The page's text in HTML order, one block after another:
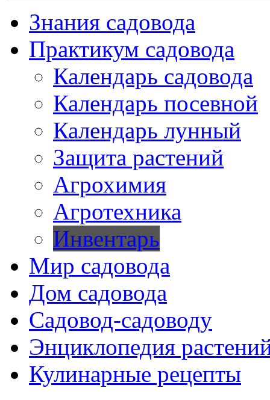
Знания садовода
Практикум садовода
Календарь садовода
Календарь посевной
Календарь лунный
Защита растений
Агрохимия
Агротехника
Инвентарь
Мир садовода
Дом садовода
Садовод-садоводу
Энциклопедия
Кулинарные рецепты